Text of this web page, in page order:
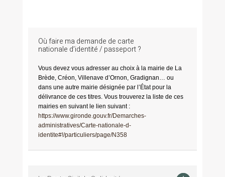
Où faire ma demande de carte
nationale d’identité / passeport ?
Vous devez vous adresser au choix à la mairie de La
Brède, Créon, Villenave d’Ornon, Gradignan… ou
dans une autre mairie désignée par l’État pour la
délivrance de ces titres. Vous trouverez la liste de ces
mairies en suivant le lien suivant :
https://www.gironde.gouv.fr/Demarches-
administratives/Carte-nationale-d-
identite#!/particuliers/page/N358